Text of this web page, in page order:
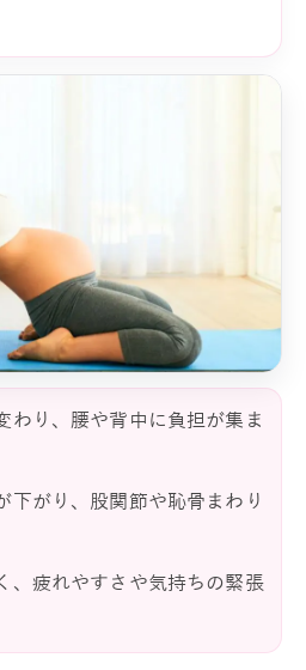
わり、腰や背中に負担が集ま
下がり、股関節や恥骨まわり
、疲れやすさや気持ちの緊張